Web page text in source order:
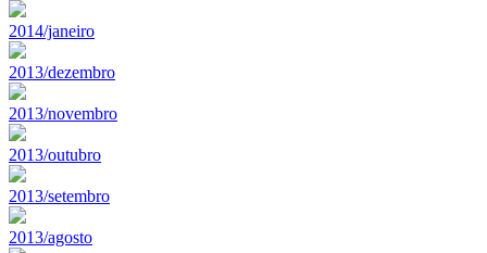
2014/janeiro
2013/dezembro
2013/novembro
2013/outubro
2013/setembro
2013/agosto